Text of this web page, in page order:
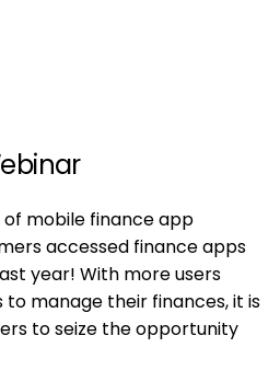
mobile finance app
accessed finance apps
year! With more users
manage their finances, it is
to seize the opportunity